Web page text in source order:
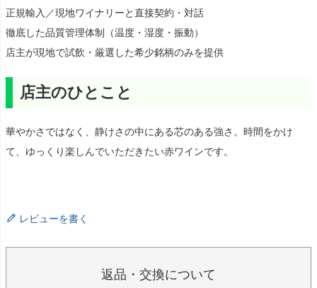
正規輸入／現地ワイナリーと直接契約・対話
徹底した品質管理体制（温度・湿度・振動）
店主が現地で試飲・厳選した希少銘柄のみを提供
店主のひとこと
華やかさではなく、静けさの中にある芯のある強さ。時間をかけ
て、ゆっくり楽しんでいただきたい赤ワインです。
レビューを書く
返品・交換について